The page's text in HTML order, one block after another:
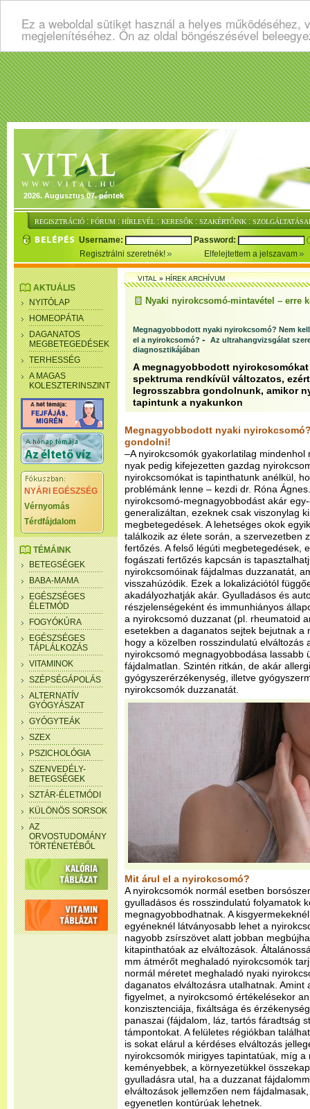
Ez a weboldal sütiket használ a helyes
megjelenítéséhez. Ön az oldal böngészésével
2026. Augusztus 07. péntek
REGISZTRÁCIÓ : FÓRUM : HÍRLEVÉL : KERESŐK : SZAKÉRTŐINK :
Username:
Password:
Regisztrálni szeretnék!
Elfelejtettem a jelszavam
AKTUÁLIS
NYITÓLAP
HOMEOPÁTIA
DAGANATOS
MEGBETEGEDÉSEK
TERHESSÉG
A MAGAS
KOLESZTERINSZINT
NYÁRI EGÉSZSÉG
Vérnyomás
Térdfájdalom
TÉMÁINK
BETEGSÉGEK
BABA-MAMA
EGÉSZSÉGES
ÉLETMÓD
FOGYÓKÚRA
EGÉSZSÉGES
TÁPLÁLKOZÁS
VITAMINOK
SZÉPSÉGÁPOLÁS
ALTERNATÍV
GYÓGYÁSZAT
GYÓGYTEÁK
SZEX
PSZICHOLÓGIA
SZENVEDÉLY-
BETEGSÉGEK
SZTÁR-ÉLETMÓDI
KÜLÖNÖS SORSOK
AZ
ORVOSTUDOMÁNY
TÖRTÉNETÉBŐL
VITAL»HÍREK ARCHÍVUM
Nyaki nyirokcsomó-mintavétel – erre
Megnagyobbodott nyaki nyirokcsomó? Nem
el a nyirokcsomó? - Az ultrahangvizsgálat
diagnosztikájában
A megnagyobbodott
spektruma rendkívül változatos,
legrosszabbra gondolnunk, amikor
tapintunk a nyakunkon
Megnagyobbodott nyaki
gondolni!
–A nyirokcsomók gyakorlatilag
nyak pedig kifejezetten gazdag
nyirokcsomókat is tapinthatunk anélkül,
problémánk lenne – kezdi dr. Róna
nyirokcsomó-megnagyobbodást akár
generalizáltan, ezeknek csak viszonylag
megbetegedések. A lehetséges okok
találkozik az élete során, a szervezetben
fertőzés. A felső légúti megbetegedések,
fogászati fertőzés kapcsán is
nyirokcsomóinak fájdalmas duzzanatát,
visszahúzódik. Ezek a lokalizációtól
akadályozhatják akár. Gyulladásos és
részjelenségeként és immunhiányos
a nyirokcsomó duzzanat (pl. rheumatoid
esetekben a daganatos sejtek bejutnak a
hogy a közelben rosszindulatú elváltozás
nyirokcsomó megnagyobbodása lassabb
fájdalmatlan. Szintén ritkán, de akár
gyógyszerérzékenység, illetve
nyirokcsomók duzzanatát.
Mit árul el a nyirokcsomó?
A nyirokcsomók normál esetben
gyulladásos és rosszindulatú folyamatok
megnagyobbodhatnak. A
egyéneknél látványosabb lehet a
nagyobb zsírszövet alatt jobban
kitapinthatóak az elváltozások.
mm átmérőt meghaladó nyirokcsomók
normál méretet meghaladó nyaki
daganatos elváltozásra utalhatnak.
figyelmet, a nyirokcsomó értékelésekor
konzisztenciája, fixáltsága és
panaszai (fájdalom, láz, tartós fáradtság
támpontokat. A felületes régiókban
is sokat elárul a kérdéses elváltozás
nyirokcsomók mirigyes tapintatúak, míg
keményebbek, a környezetükkel
gyulladásra utal, ha a duzzanat
elváltozások jellemzően nem
egyenetlen kontúrúak lehetnek.